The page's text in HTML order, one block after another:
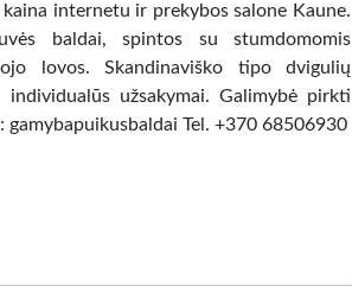
internetu ir prekybos salone Kaune.
baldai, spintos su stumdomomis
lovos. Skandinaviško tipo dvigulių
užsakymai. Galimybė pirkti
Tel. +370 68506930